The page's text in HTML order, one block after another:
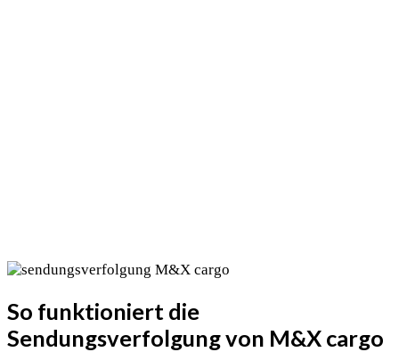
So funktioniert die
Sendungsverfolgung von M&X cargo